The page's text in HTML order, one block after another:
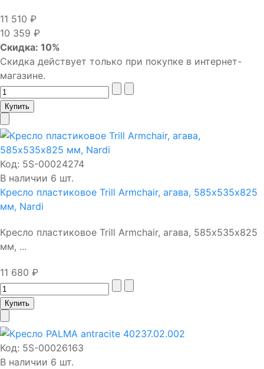
11 510 ₽
10 359 ₽
Скидка: 10%
Скидка действует только при покупке в интернет-
магазине.
Код: 5S-00024274
В наличии 6 шт.
Кресло пластиковое Trill Armchair, агава, 585х535х825
мм, Nardi
Кресло пластиковое Trill Armchair, агава, 585х535х825
мм, ...
11 680 ₽
Код: 5S-00026163
В наличии 6 шт.